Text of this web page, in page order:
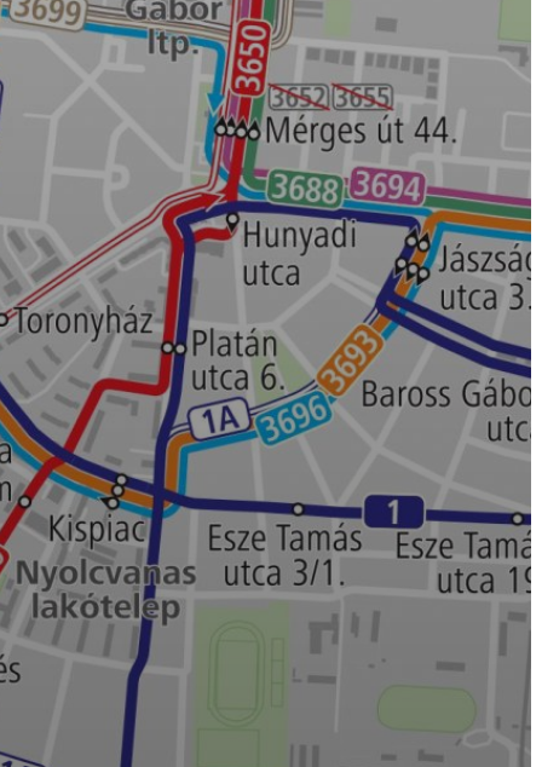
KÖRNYEZETVÉDELEM
TELEPÜLÉSRENDEZÉS
KONCEPCIÓK
BEJELENTŐ
VÁROSHÁZA
ÖNKORMÁNYZAT